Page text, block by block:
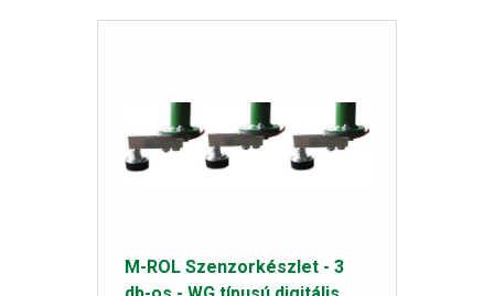
M-ROL Szenzorkészlet - 3